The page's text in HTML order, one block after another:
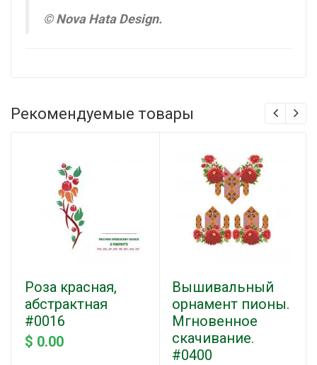
© Nova Hata Design.
Рекомендуемые товары
Роза красная,
абстрактная
#0016
$ 0.00
Вышивальный
орнамент пионы.
Мгновенное
скачивание.
#0400